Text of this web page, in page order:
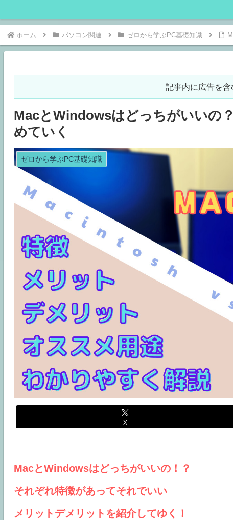
ホーム パソコン関連 ゼロから学ぶPC基礎知識
記事内に広告を含
MacとWindowsはどっちがいいの
めていく
ゼロから学ぶPC基礎知識
X
MacとWindowsはどっちがいいの！？
それぞれ特徴があってそれでいい
メリットデメリットを紹介してゆく！